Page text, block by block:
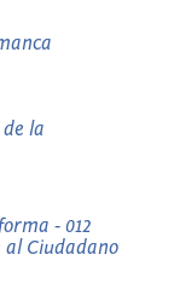
la
- 012
al Ciudadano